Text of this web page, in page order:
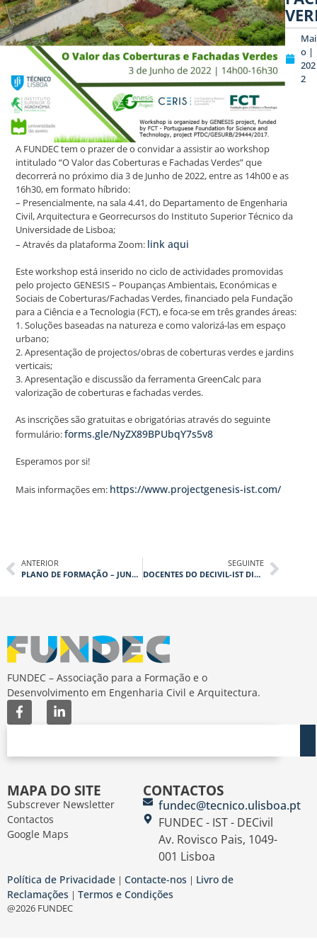
Mai
o |
202
2
A FUNDEC tem o prazer de o convidar a assistir ao workshop
intitulado “O Valor das Coberturas e Fachadas Verdes” que
decorrerá no próximo dia 3 de Junho de 2022, entre as 14h00 e as
16h30, em formato híbrido:
– Presencialmente, na sala 4.41, do Departamento de Engenharia
Civil, Arquitectura e Georrecursos do Instituto Superior Técnico da
Universidade de Lisboa;
– Através da plataforma Zoom: link aqui
Este workshop está inserido no ciclo de actividades promovidas
pelo projecto GENESIS – Poupanças Ambientais, Económicas e
Sociais de Coberturas/Fachadas Verdes, financiado pela Fundação
para a Ciência e a Tecnologia (FCT), e foca-se em três grandes áreas:
1. Soluções baseadas na natureza e como valorizá-las em espaço
urbano;
2. Apresentação de projectos/obras de coberturas verdes e jardins
verticais;
3. Apresentação e discussão da ferramenta GreenCalc para
valorização de coberturas e fachadas verdes.
As inscrições são gratuitas e obrigatórias através do seguinte
formulário:forms.gle/NyZX89BPUbqY7s5v8
Esperamos por si!
Mais informações em: https://www.projectgenesis-ist.com/
ANTERIOR
PLANO DE FORMAÇÃO – JUNHO 2022
SEGUINTE
DOCENTES DO DECIVIL-IST DISTINGUIDOS COM PRÉMIOS CIENTÍFICOS ULISBOA/CGD
FUNDEC – Associação para a Formação e o
Desenvolvimento em Engenharia Civil e Arquitectura.
MAPA DO SITE
Subscrever Newsletter
Contactos
Google Maps
CONTACTOS
fundec@tecnico.ulisboa.pt
FUNDEC - IST - DECivil
Av. Rovisco Pais, 1049-
001 Lisboa
Política de Privacidade | Contacte-nos | Livro de
Reclamações | Termos e Condições
@2026 FUNDEC